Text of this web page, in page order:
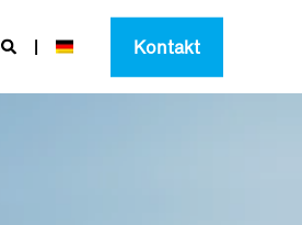
Kontakt